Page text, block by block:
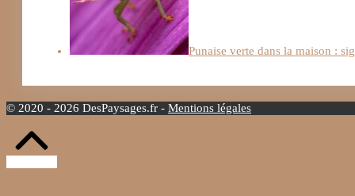
Punaise verte dans la maison :
© 2020 - 2026 DesPaysages.fr - Mentions légales